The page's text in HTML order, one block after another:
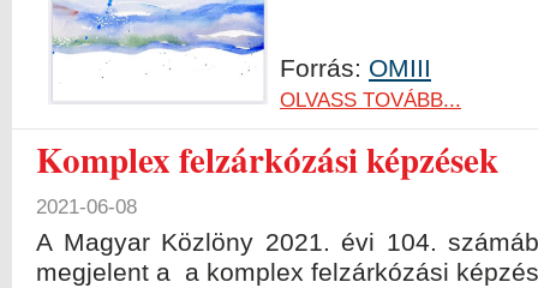
Forrás: OMIII
OLVASS TOVÁBB...
Komplex felzárkózási képzések
2021-06-08
A Magyar Közlöny 2021. évi 104.
megjelent a a komplex felzárkózási